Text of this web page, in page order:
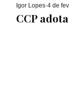
CCP
Ígor Lopes 4 de fev.